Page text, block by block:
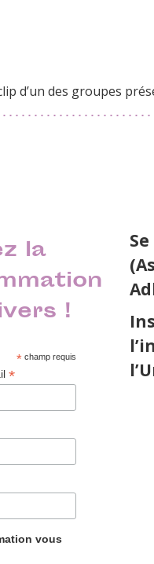
d’un des groupes
la
!
*champ requis
*
vous